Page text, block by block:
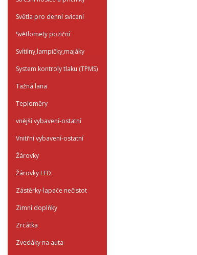
Světla pro denní svícení
Světlomety poziční
Svítilny,lampičky,majáky
System kontroly tlaku (TPMS)
Tažná lana
Teploměry
vnější vybavení-ostatní
Vnitřní vybavení-ostatní
Žárovky
Žárovky LED
Zástěrky-lapače nečistot
Zimní doplňky
Zrcátka
Zvedáky na auta